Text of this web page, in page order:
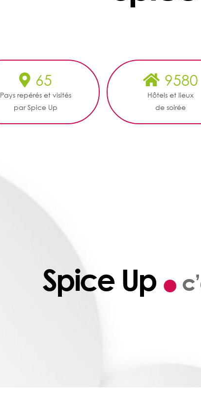
65
Pays repérés et visités
par Spice Up
9580
Hôtels et lieux
de soirée
Spice Up